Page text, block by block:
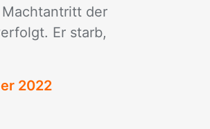
der
Er starb,
2022